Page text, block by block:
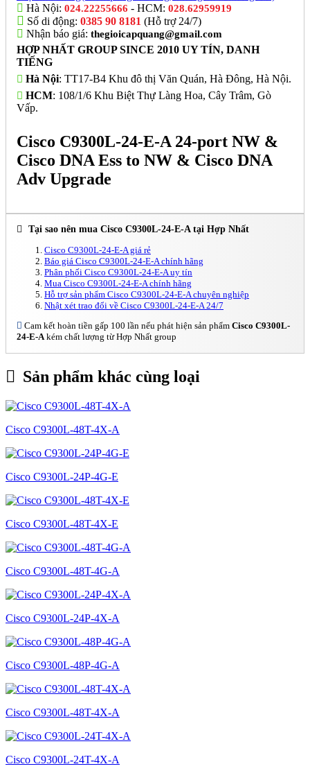
Hà Nội: 024.22255666 - HCM: 028.62959919
Số di động: 0385 90 8181 (Hỗ trợ 24/7)
Nhận báo giá: thegioicapquang@gmail.com
HỢP NHẤT GROUP SINCE 2010 UY TÍN, DANH
TIẾNG
Hà Nội: TT17-B4 Khu đô thị Văn Quán, Hà Đông, Hà Nội.
HCM: 108/1/6 Khu Biệt Thự Làng Hoa, Cây Trâm, Gò
Vấp.
Cisco C9300L-24-E-A 24-port NW &
Cisco DNA Ess to NW & Cisco DNA
Adv Upgrade
Tại sao nên mua Cisco C9300L-24-E-A tại Hợp Nhất
Cisco C9300L-24-E-A giá rẻ
Báo giá Cisco C9300L-24-E-A chính hãng
Phân phối Cisco C9300L-24-E-A uy tín
Mua Cisco C9300L-24-E-A chính hãng
Hỗ trợ sản phẩm Cisco C9300L-24-E-A chuyên nghiệp
Nhật xét trao đổi về Cisco C9300L-24-E-A 24/7
Cam kết hoàn tiền gấp 100 lần nếu phát hiện sản phẩm Cisco C9300L-
24-E-A kém chất lượng từ Hợp Nhất group
Sản phẩm khác cùng loại
Cisco C9300L-48T-4X-A
Cisco C9300L-24P-4G-E
Cisco C9300L-48T-4X-E
Cisco C9300L-48T-4G-A
Cisco C9300L-24P-4X-A
Cisco C9300L-48P-4G-A
Cisco C9300L-48T-4X-A
Cisco C9300L-24T-4X-A